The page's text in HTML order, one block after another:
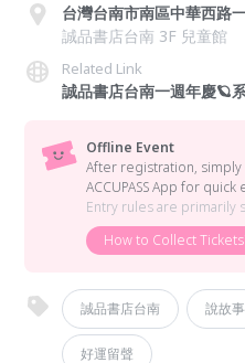
台灣台南市南區中華西路
誠品書店台南 3F 兒童館
Related Link
誠品書店台南一週年慶🪐
Offline Event
After registration,
ACCUPASS App for quick
Entry rules are primarily
How to Collect
誠品書店台南 說故事
好運留聲